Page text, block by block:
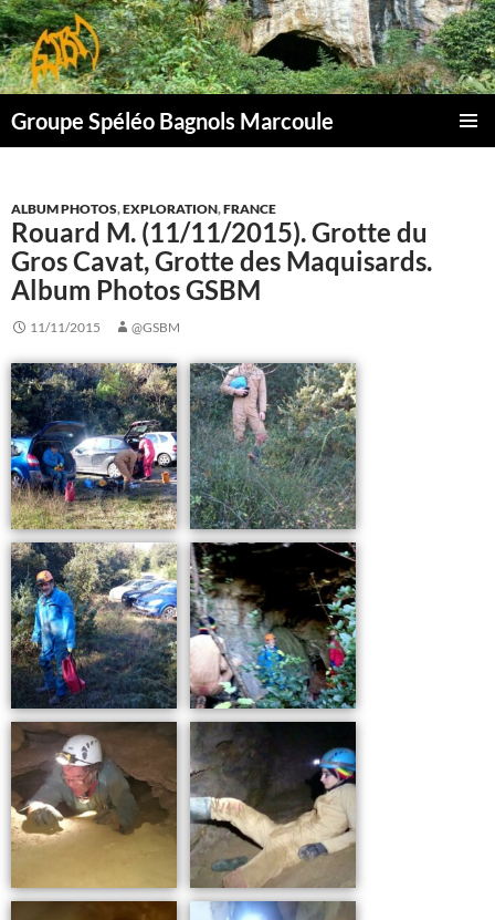
Aller
au
contenu
Groupe Spéléo Bagnols Marcoule
ALBUM PHOTOS,EXPLORATION,FRANCE
Rouard M. (11/11/2015). Grotte du
Gros Cavat, Grotte des Maquisards.
Album Photos GSBM
11/11/2015 @GSBM